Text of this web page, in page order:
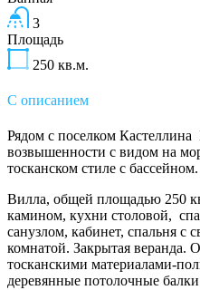
3
Площадь
250 кв.м.
С описанием
Рядом с поселком
возвышенности с видом на
тосканском стиле с бассейном.
Вилла, общей площадью 250
камином, кухни столовой,
санузлом, кабинет, спальня с
комнатой. Закрытая веранда.
тосканскими материалами-
деревянные потолочные